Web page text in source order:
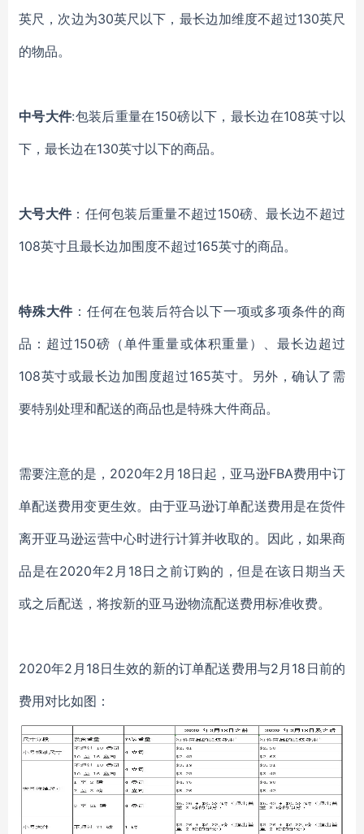
英尺，次边为30英尺以下，最长边加维度不超过130英尺
的物品。
中号大件:包装后重量在150磅以下，最长边在108英寸以
下，最长边在130英寸以下的商品。
大号大件：任何包装后重量不超过150磅、最长边不超过
108英寸且最长边加围度不超过165英寸的商品。
特殊大件 ：任何在包装后符合以下一项或多项条件的商
品：超过150磅（单件重量或体积重量）、最长边超过
108英寸或最长边加围度超过165英寸。另外，确认了需
要特别处理和配送的商品也是特殊大件商品。
需要注意的是，2020年2月18日起，亚马逊FBA费用中订
单配送费用变更生效。由于亚马逊订单配送费用是在货件
离开亚马逊运营中心时进行计算并收取的。因此，如果商
品是在2020年2月18日之前订购的，但是在该日期当天
或之后配送，将按新的亚马逊物流配送费用标准收费。
2020年2月18日生效的新的订单配送费用与2月18日前的
费用对比如图：